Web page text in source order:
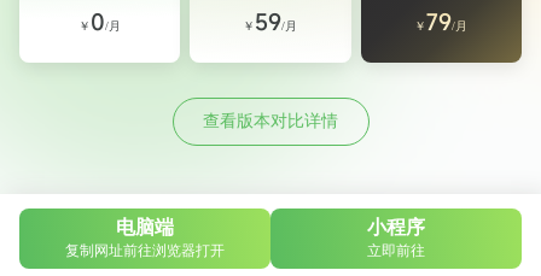
￥ 0/月 ￥ 59/月 ￥ 79/月
查看版本对比详情
电脑端
复制网址前往浏览器打开
小程序
立即前往